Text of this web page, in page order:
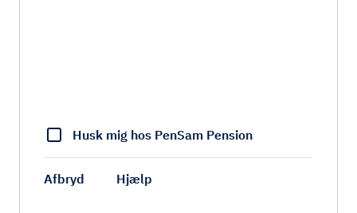
Husk mig hos PenSam Pension
Afbryd Hjælp